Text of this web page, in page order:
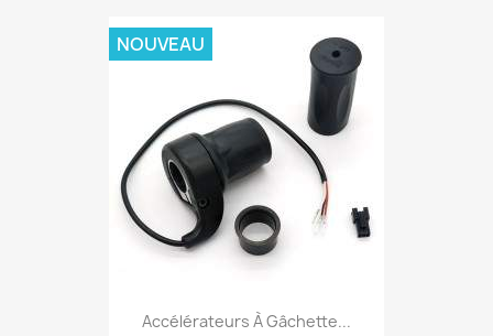
Accélérateurs À Gâchette...
NOUVEAU